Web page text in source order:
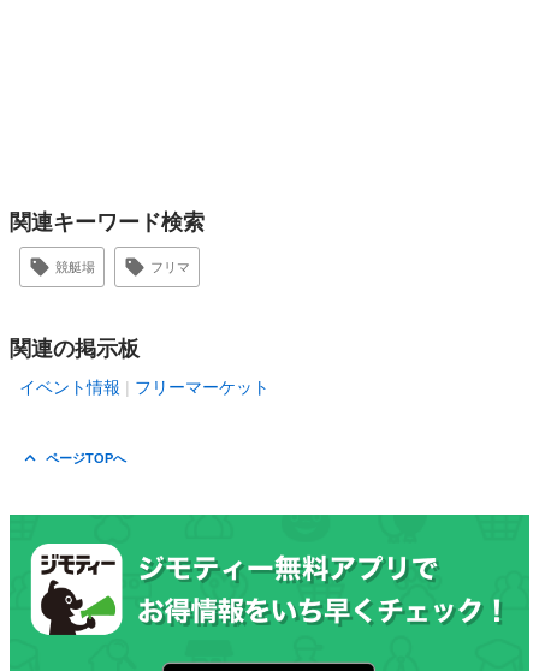
関連キーワード検索
競艇場 フリマ
関連の掲示板
イベント情報 フリーマーケット
ページTOPへ